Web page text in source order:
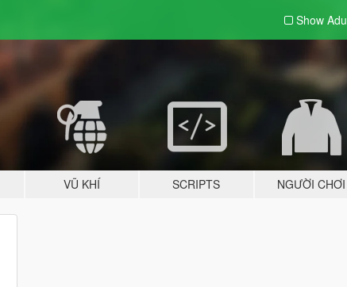
Show
VŨ KHÍ SCRIPTS NGƯỜI CHƠI